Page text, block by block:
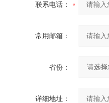
联系电话：
常用邮箱：
省份：
详细地址：